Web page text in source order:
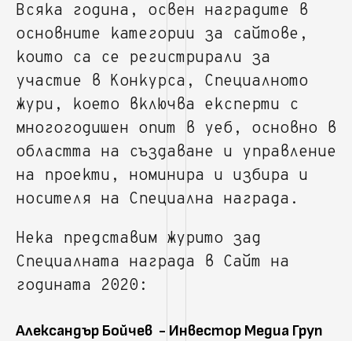
Всяка година, освен наградите в
основните категории за сайтове,
които са се регистрирали за
участие в Конкурса, Специалното
жури, което включва експерти с
многогодишен опит в уеб, основно в
областта на създаване и управление
на проекти, номинира и избира и
носителя на Специална награда.
Нека представим журито зад
Специалната награда в Сайт на
годината 2020:
Александър Бойчев - Инвестор Медиа Груп